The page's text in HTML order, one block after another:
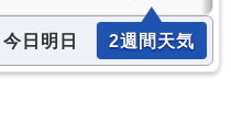
今日明日 2週間天気